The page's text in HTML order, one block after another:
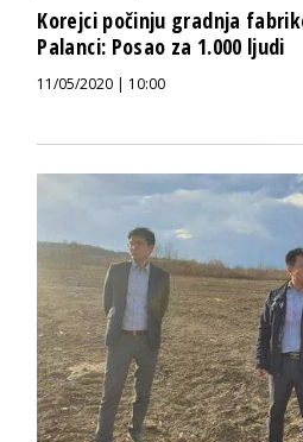
Korejci počinju gradnja
Palanci: Posao za 1.000 ljudi
11/05/2020 | 10:00